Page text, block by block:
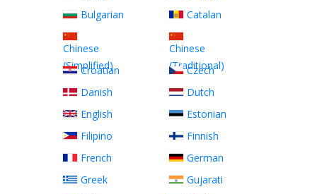
Bulgarian
Catalan
Chinese
(Simplified)
Chinese
(Traditional)
Croatian
Czech
Danish
Dutch
English
Estonian
Filipino
Finnish
French
German
Greek
Gujarati